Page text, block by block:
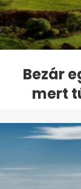
Bezár
mert